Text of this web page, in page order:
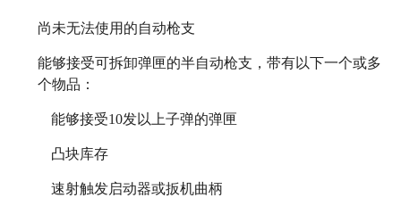
尚未无法使用的自动枪支
能够接受可拆卸弹匣的半自动枪支，带有以下一个或多
个物品：
能够接受10发以上子弹的弹匣
凸块库存
速射触发启动器或扳机曲柄